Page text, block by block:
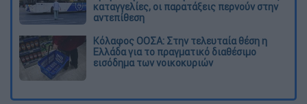
καταγγελίες, οι παρατάξεις περνούν στην
αντεπίθεση
Κόλαφος ΟΟΣΑ: Στην τελευταία θέση η
Ελλάδα για το πραγματικό διαθέσιμο
εισόδημα των νοικοκυριών